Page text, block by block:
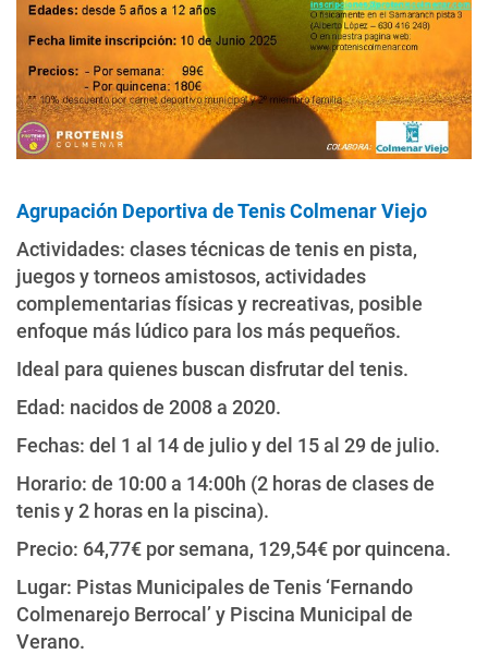
Agrupación Deportiva de Tenis Colmenar Viejo
Actividades: clases técnicas de tenis en pista,
juegos y torneos amistosos, actividades
complementarias físicas y recreativas, posible
enfoque más lúdico para los más pequeños.
Ideal para quienes buscan disfrutar del tenis.
Edad: nacidos de 2008 a 2020.
Fechas: del 1 al 14 de julio y del 15 al 29 de julio.
Horario: de 10:00 a 14:00h (2 horas de clases de
tenis y 2 horas en la piscina).
Precio: 64,77€ por semana, 129,54€ por quincena.
Lugar: Pistas Municipales de Tenis ‘Fernando
Colmenarejo Berrocal’ y Piscina Municipal de
Verano.